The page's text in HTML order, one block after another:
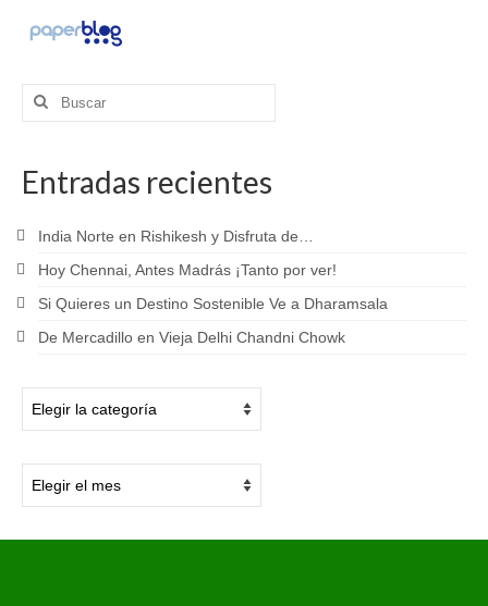
Buscar
Entradas recientes
India Norte en Rishikesh y Disfruta de…
Hoy Chennai, Antes Madrás ¡Tanto por ver!
Si Quieres un Destino Sostenible Ve a Dharamsala
De Mercadillo en Vieja Delhi Chandni Chowk